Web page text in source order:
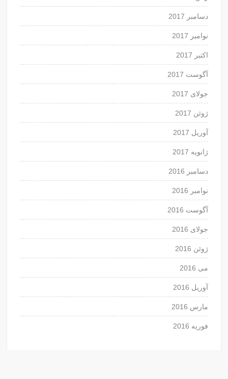
دسامبر 2017
نوامبر 2017
اکتبر 2017
آگوست 2017
جولای 2017
ژوئن 2017
آوریل 2017
ژانویه 2017
دسامبر 2016
نوامبر 2016
آگوست 2016
جولای 2016
ژوئن 2016
می 2016
آوریل 2016
مارس 2016
فوریه 2016